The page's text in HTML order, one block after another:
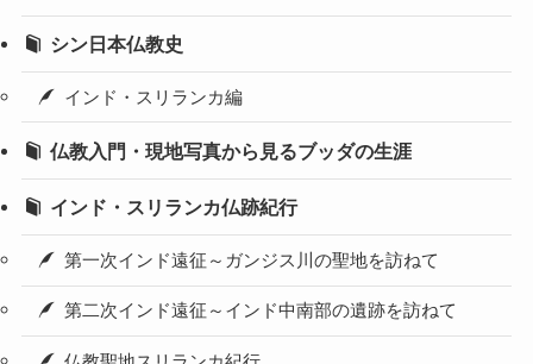
シン日本仏教史
インド・スリランカ編
仏教入門・現地写真から見るブッダの生涯
インド・スリランカ仏跡紀行
第一次インド遠征～ガンジス川の聖地を訪ねて
第二次インド遠征～インド中南部の遺跡を訪ねて